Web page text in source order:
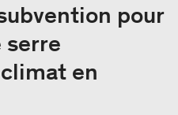
pour
serre
en